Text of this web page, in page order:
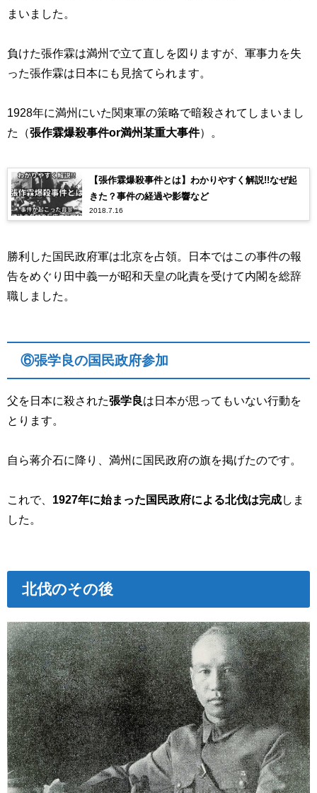
まいました。
負けた張作霖は満州で立て直しを図りますが、軍事力を失
った張作霖は日本にも見捨てられます。
1928年に満州にいた関東軍の策略で暗殺されてしまいまし
た（張作霖爆殺事件or満州某重大事件）。
【張作霖爆殺事件とは】わかりやすく解説!!なぜ起
きた？事件の経過や影響など
2018.7.16
勝利した国民政府軍は北京を占領。日本ではこの事件の報
告をめぐり田中義一が昭和天皇の叱責を受けて内閣を総辞
職しました。
⑥張学良の国民政府参加
父を日本に殺された張学良は日本が思ってもいない行動を
とります。
自ら蒋介石に降り、満州に国民政府の旗を掲げたのです。
これで、 1927年に始まった国民政府による北伐は完成しま
した。
北伐のその後